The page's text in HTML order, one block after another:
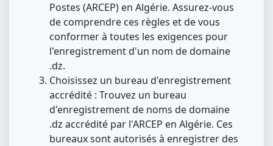
Postes (ARCEP) en Algérie. Assurez-vous
de comprendre ces règles et de vous
conformer à toutes les exigences pour
l'enregistrement d'un nom de domaine
.dz.
Choisissez un bureau d'enregistrement
accrédité : Trouvez un bureau
d'enregistrement de noms de domaine
.dz accrédité par l'ARCEP en Algérie. Ces
bureaux sont autorisés à enregistrer des